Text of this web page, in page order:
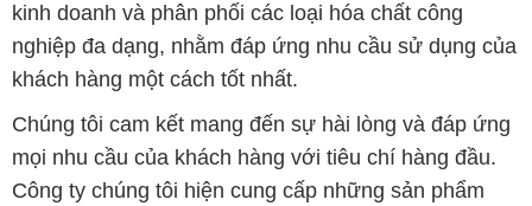
kinh doanh và phân phối các loại hóa chất công
nghiệp đa dạng, nhằm đáp ứng nhu cầu sử dụng của
khách hàng một cách tốt nhất.
Chúng tôi cam kết mang đến sự hài lòng và đáp ứng
mọi nhu cầu của khách hàng với tiêu chí hàng đầu.
Công ty chúng tôi hiện cung cấp những sản phẩm